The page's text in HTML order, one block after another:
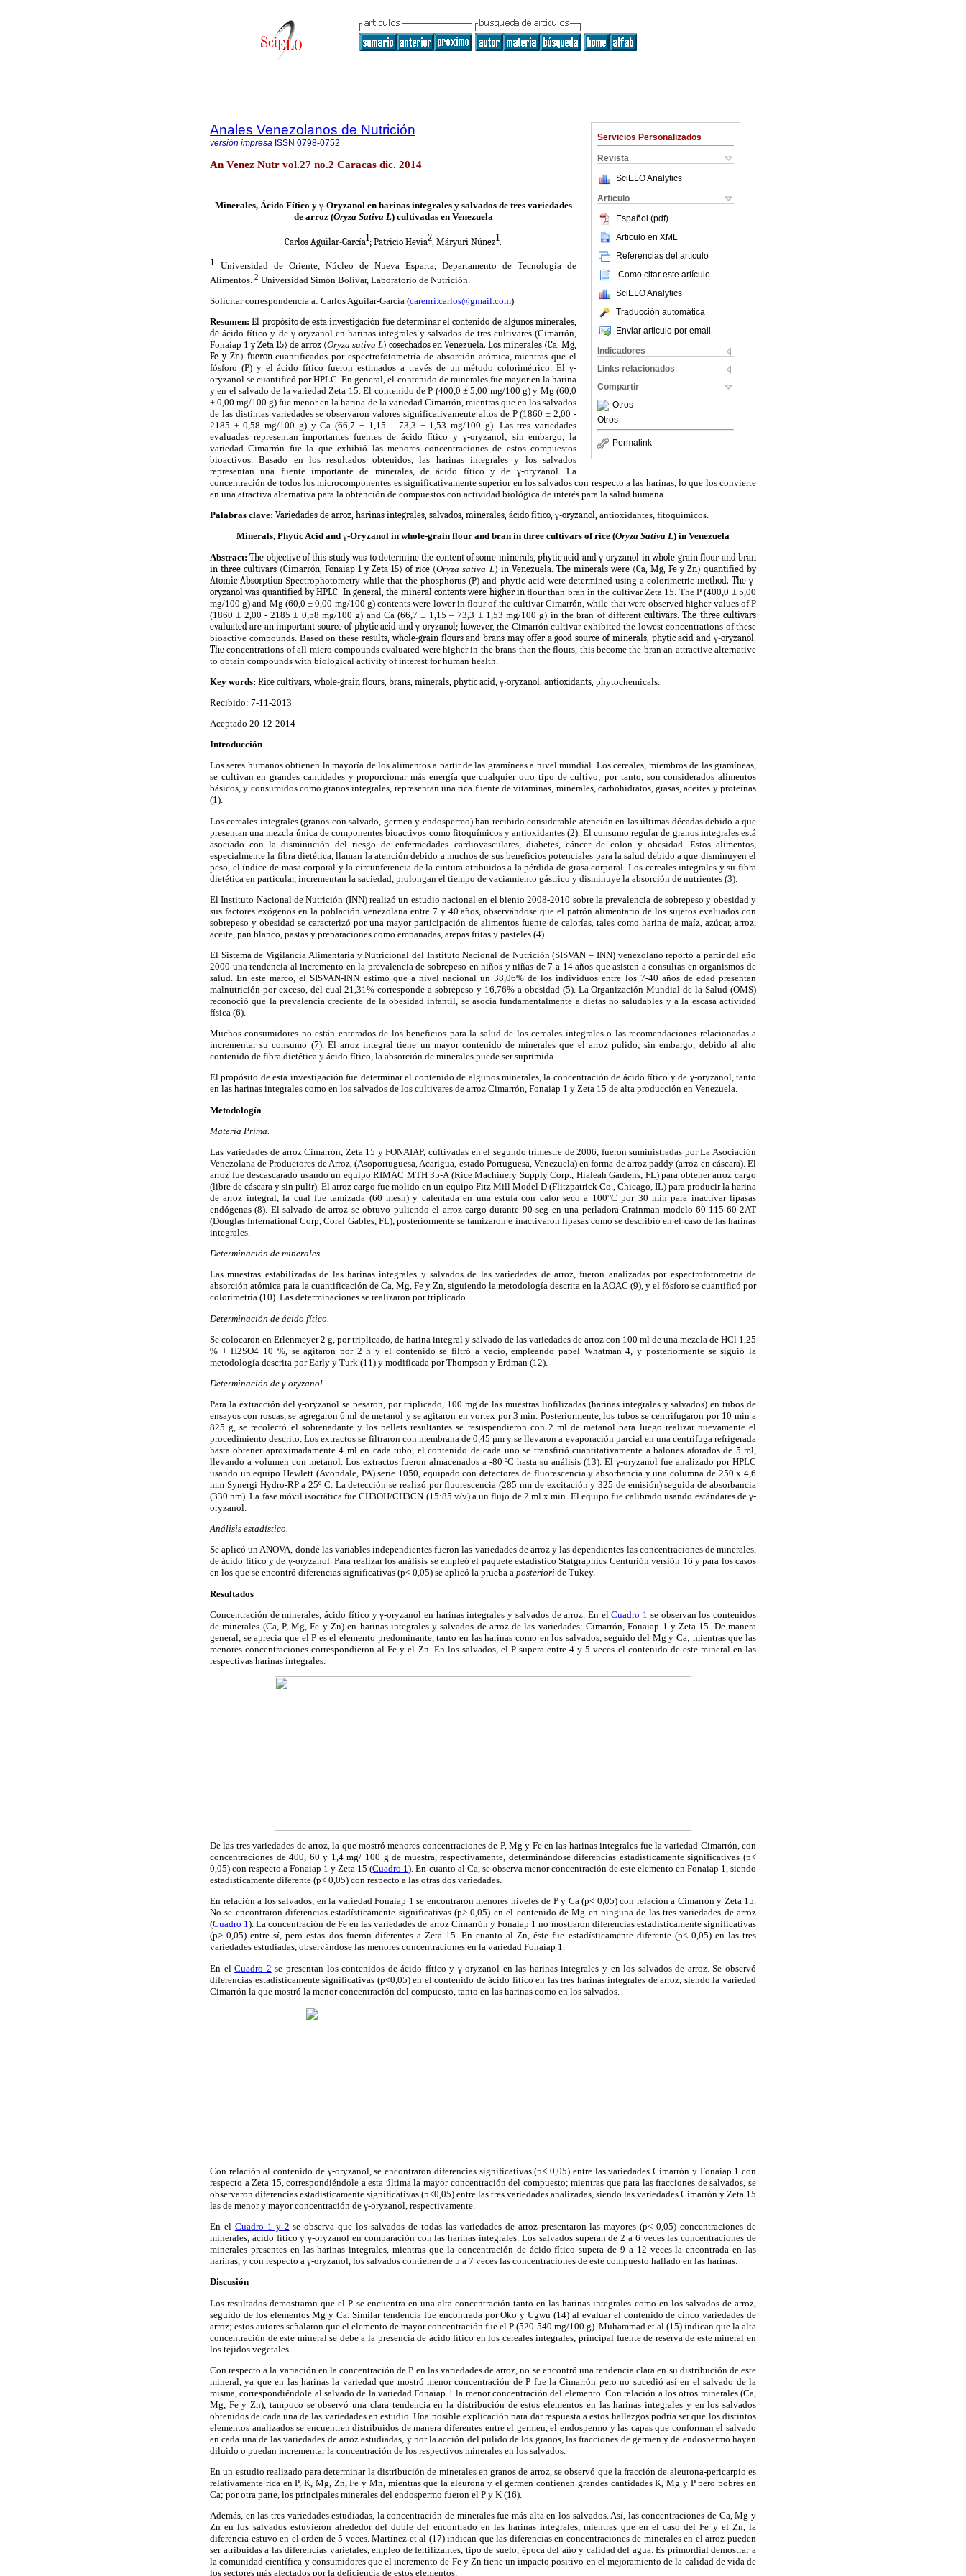
Servicios Personalizados
Revista
SciELO Analytics
Articulo
Español (pdf)
Articulo en XML
Referencias del artículo
Como citar este artículo
SciELO Analytics
Traducción automática
Enviar articulo por email
Indicadores
Links relacionados
Compartir
Otros
Otros
Permalink
Anales Venezolanos de Nutrición
versión impresa ISSN 0798-0752
An Venez Nutr vol.27 no.2 Caracas dic. 2014
Minerales, Ácido Fítico y γ-Oryzanol en harinas integrales y salvados de tres variedades
de arroz (Oryza Sativa L) cultivadas en Venezuela
Carlos Aguilar-García1; Patricio Hevia2 , Máryuri Núnez1.
1
Universidad de Oriente, Núcleo de Nueva Esparta, Departamento de Tecnología de
Alimentos. 2 Universidad Simón Bolívar, Laboratorio de Nutrición.
Solicitar correspondencia a: Carlos Aguilar-García (carenri.carlos@gmail.com)
Resumen:El propósito de esta investigación fue determinar el contenido de algunos minerales,
de ácido fítico y de γ-oryzanol en harinas integrales y salvados de tres cultivares (Cimarrón,
Fonaiap 1 y Zeta 15) de arroz (Oryza sativa L) cosechados en Venezuela. Los minerales (Ca, Mg,
Fe y Zn) fueron cuantificados por espectrofotometría de absorción atómica, mientras que el
fósforo (P) y el ácido fítico fueron estimados a través de un método colorimétrico. El γ-
oryzanol se cuantificó por HPLC. En general, el contenido de minerales fue mayor en la harina
y en el salvado de la variedad Zeta 15. El contenido de P (400,0 ± 5,00 mg/100 g) y Mg (60,0
± 0,00 mg/100 g) fue menor en la harina de la variedad Cimarrón, mientras que en los salvados
de las distintas variedades se observaron valores significativamente altos de P (1860 ± 2,00 -
2185 ± 0,58 mg/100 g) y Ca (66,7 ± 1,15 – 73,3 ± 1,53 mg/100 g). Las tres variedades
evaluadas representan importantes fuentes de ácido fítico y γ-oryzanol; sin embargo, la
variedad Cimarrón fue la que exhibió las menores concentraciones de estos compuestos
bioactivos. Basado en los resultados obtenidos, las harinas integrales y los salvados
representan una fuente importante de minerales, de ácido fítico y de γ-oryzanol. La
concentración de todos los microcomponentes es significativamente superior en los salvados con respecto a las harinas, lo que los convierte
en una atractiva alternativa para la obtención de compuestos con actividad biológica de interés para la salud humana.
Palabras clave: Variedades de arroz, harinas integrales, salvados, minerales, ácido fítico, γ-oryzanol, antioxidantes, fitoquímicos.
Minerals, Phytic Acid and γ-Oryzanol in whole-grain flour and bran in three cultivars of rice (Oryza Sativa L) in Venezuela
Abstract:The objective of this study was to determine the content of some minerals, phytic acid and γ-oryzanol in whole-grain flour and bran
in three cultivars (Cimarrón, Fonaiap 1 y Zeta 15) of rice (Oryza sativa L) in Venezuela. The minerals were (Ca, Mg, Fe y Zn) quantified by
Atomic Absorption Spectrophotometry while that the phosphorus (P) and phytic acid were determined using a colorimetricmethod. Theγ-
oryzanol was quantified by HPLC. In general, the mineral contents were higher in flour than bran in the cultivar Zeta 15. The P (400,0 ± 5,00
mg/100 g) and Mg (60,0 ± 0,00 mg/100 g) contents were lower in flour of the cultivar Cimarrón, while that were observed higher values of P
(1860 ± 2,00 - 2185 ± 0,58 mg/100 g) and Ca (66,7 ± 1,15 – 73,3 ± 1,53 mg/100 g) in the bran of differentcultivars. The three cultivars
evaluated are an important source of phytic acid andγ-oryzanol; however, the Cimarrón cultivar exhibited the lowest concentrations of these
bioactive compounds. Based on these results, whole-grain flours and brans may offer a good source of minerals, phytic acid andγ-oryzanol.
The concentrations of all micro compounds evaluated were higher in the brans than the flours, this become the bran an attractive alternative
to obtain compounds with biological activity of interest for human health.
Key words: Rice cultivars, whole-grain flours, brans, minerals, phytic acid, γ-oryzanol, antioxidants, phytochemicals.
Recibido: 7-11-2013
Aceptado 20-12-2014
Introducción
Los seres humanos obtienen la mayoría de los alimentos a partir de las gramíneas a nivel mundial. Los cereales, miembros de las gramíneas,
se cultivan en grandes cantidades y proporcionar más energía que cualquier otro tipo de cultivo; por tanto, son considerados alimentos
básicos, y consumidos como granos integrales, representan una rica fuente de vitaminas, minerales, carbohidratos, grasas, aceites y proteínas
(1).
Los cereales integrales (granos con salvado, germen y endospermo) han recibido considerable atención en las últimas décadas debido a que
presentan una mezcla única de componentes bioactivos como fitoquímicos y antioxidantes (2). El consumo regular de granos integrales está
asociado con la disminución del riesgo de enfermedades cardiovasculares, diabetes, cáncer de colon y obesidad. Estos alimentos,
especialmente la fibra dietética, llaman la atención debido a muchos de sus beneficios potenciales para la salud debido a que disminuyen el
peso, el índice de masa corporal y la circunferencia de la cintura atribuidos a la pérdida de grasa corporal. Los cereales integrales y su fibra
dietética en particular, incrementan la saciedad, prolongan el tiempo de vaciamiento gástrico y disminuye la absorción de nutrientes (3).
El Instituto Nacional de Nutrición (INN) realizó un estudio nacional en el bienio 2008-2010 sobre la prevalencia de sobrepeso y obesidad y
sus factores exógenos en la población venezolana entre 7 y 40 años, observándose que el patrón alimentario de los sujetos evaluados con
sobrepeso y obesidad se caracterizó por una mayor participación de alimentos fuente de calorías, tales como harina de maíz, azúcar, arroz,
aceite, pan blanco, pastas y preparaciones como empanadas, arepas fritas y pasteles (4).
El Sistema de Vigilancia Alimentaria y Nutricional del Instituto Nacional de Nutrición (SISVAN – INN) venezolano reportó a partir del año
2000 una tendencia al incremento en la prevalencia de sobrepeso en niños y niñas de 7 a 14 años que asisten a consultas en organismos de
salud. En este marco, el SISVAN-INN estimó que a nivel nacional un 38,06% de los individuos entre los 7-40 años de edad presentan
malnutrición por exceso, del cual 21,31% corresponde a sobrepeso y 16,76% a obesidad (5). La Organización Mundial de la Salud (OMS)
reconoció que la prevalencia creciente de la obesidad infantil, se asocia fundamentalmente a dietas no saludables y a la escasa actividad
física (6).
Muchos consumidores no están enterados de los beneficios para la salud de los cereales integrales o las recomendaciones relacionadas a
incrementar su consumo (7). El arroz integral tiene un mayor contenido de minerales que el arroz pulido; sin embargo, debido al alto
contenido de fibra dietética y ácido fítico, la absorción de minerales puede ser suprimida.
El propósito de esta investigación fue determinar el contenido de algunos minerales, la concentración de ácido fítico y de γ-oryzanol, tanto
en las harinas integrales como en los salvados de los cultivares de arroz Cimarrón, Fonaiap 1 y Zeta 15 de alta producción en Venezuela.
Metodología
Materia Prima.
Las variedades de arroz Cimarrón, Zeta 15 y FONAIAP, cultivadas en el segundo trimestre de 2006, fueron suministradas por La Asociación
Venezolana de Productores de Arroz, (Asoportuguesa, Acarigua, estado Portuguesa, Venezuela) en forma de arroz paddy (arroz en cáscara). El
arroz fue descascarado usando un equipo RIMAC MTH 35-A (Rice Machinery Supply Corp.,
Hialeah Gardens, FL) para obtener arroz cargo
(libre de cáscara y sin pulir). El arroz cargo fue molido en un equipo Fitz Mill Model D (Flitzpatrick Co., Chicago, IL) para producir la harina
de arroz integral, la cual fue tamizada (60 mesh) y calentada en una estufa con calor seco a 100°C por 30 min para inactivar lipasas
endógenas (8). El salvado de arroz se obtuvo puliendo el arroz cargo durante 90 seg en una perladora Grainman modelo 60-115-60-2AT
(Douglas International Corp, Coral Gables, FL), posteriormente se tamizaron e inactivaron lipasas como se describió en el caso de las harinas
integrales.
Determinación de minerales.
Las muestras estabilizadas de las harinas integrales y salvados de las variedades de arroz, fueron analizadas por espectrofotometría de
absorción atómica para la cuantificación de Ca, Mg, Fe y Zn, siguiendo la metodología descrita en la AOAC (9), y el fósforo se cuantificó por
colorimetría (10). Las determinaciones se realizaron por triplicado.
Determinación de ácido fítico.
Se colocaron en Erlenmeyer 2 g, por triplicado, de harina integral y salvado de las variedades de arroz con 100 ml de una mezcla de HCl 1,25
% + H2SO4 10 %, se agitaron por 2 h y el contenido se filtró a vacío, empleando papel Whatman 4, y posteriormente se siguió la
metodología descrita por Early y Turk (11) y modificada por Thompson y Erdman (12).
Determinación de γ-oryzanol.
Para la extracción del γ-oryzanol se pesaron, por triplicado, 100 mg de las muestras liofilizadas (harinas integrales y salvados) en tubos de
ensayos con roscas, se agregaron 6 ml de metanol y se agitaron en vortex por 3 min. Posteriormente, los tubos se centrifugaron por 10 min a
825 g, se recolectó el sobrenadante y los pellets resultantes se resuspendieron con 2 ml de metanol para luego realizar nuevamente el
procedimiento descrito. Los extractos se filtraron con membrana de 0,45 μm y se llevaron a evaporación parcial en una centrifuga refrigerada
hasta obtener aproximadamente 4 ml en cada tubo, el contenido de cada uno se transfirió cuantitativamente a balones aforados de 5 ml,
llevando a volumen con metanol. Los extractos fueron almacenados a -80 ºC hasta su análisis (13). El γ-oryzanol fue analizado por HPLC
usando un equipo Hewlett (Avondale, PA) serie 1050, equipado con detectores de fluorescencia y absorbancia y una columna de 250 x 4,6
mm Synergi Hydro-RP a 25º C. La detección se realizó por fluorescencia (285 nm de excitación y 325 de emisión) seguida de absorbancia
(330 nm). La fase móvil isocrática fue CH3OH/CH3CN (15:85 v/v) a un flujo de 2 ml x min. El equipo fue calibrado usando estándares de γ-
oryzanol.
Análisis estadístico.
Se aplicó un ANOVA, donde las variables independientes fueron las variedades de arroz y las dependientes las concentraciones de minerales,
de ácido fítico y de γ-oryzanol. Para realizar los análisis se empleó el paquete estadístico Statgraphics Centurión versión 16 y para los casos
en los que se encontró diferencias significativas (p< 0,05) se aplicó la prueba a posteriori de Tukey.
Resultados
Concentración de minerales, ácido fítico y γ-oryzanol en harinas integrales y salvados de arroz. En elCuadro 1 se observan los contenidos
de minerales (Ca, P, Mg, Fe y Zn) en harinas integrales y salvados de arroz de las variedades: Cimarrón, Fonaiap 1 y Zeta 15. De manera
general, se aprecia que el P es el elemento predominante, tanto en las harinas como en los salvados, seguido del Mg y Ca; mientras que las
menores concentraciones correspondieron al Fe y el Zn. En los salvados, el P supera entre 4 y 5 veces el contenido de este mineral en las
respectivas harinas integrales.
De las tres variedades de arroz, la que mostró menores concentraciones de P, Mg y Fe en las harinas integrales fue la variedad Cimarrón, con
concentraciones de 400, 60 y 1,4 mg/ 100 g de muestra, respectivamente, determinándose diferencias estadísticamente significativas (p<
0,05) con respecto a Fonaiap 1 y Zeta 15 (Cuadro 1). En cuanto al Ca, se observa menor concentración de este elemento en Fonaiap 1, siendo
estadísticamente diferente (p< 0,05) con respecto a las otras dos variedades.
En relación a los salvados, en la variedad Fonaiap 1 se encontraron menores niveles de P y Ca (p< 0,05) con relación a Cimarrón y Zeta 15.
No se encontraron diferencias estadísticamente significativas (p> 0,05) en el contenido de Mg en ninguna de las tres variedades de arroz
(Cuadro 1). La concentración de Fe en las variedades de arroz Cimarrón y Fonaiap 1 no mostraron diferencias estadísticamente significativas
(p> 0,05) entre sí, pero estas dos fueron diferentes a Zeta 15. En cuanto al Zn, éste fue estadísticamente diferente (p< 0,05) en las tres
variedades estudiadas, observándose las menores concentraciones en la variedad Fonaiap 1.
En elCuadro 2 se presentan los contenidos de ácido fítico y γ-oryzanol en las harinas integrales y en los salvados de arroz. Se observó
diferencias estadísticamente significativas (p<0,05) en el contenido de ácido fítico en las tres harinas integrales de arroz, siendo la variedad
Cimarrón la que mostró la menor concentración del compuesto, tanto en las harinas como en los salvados.
Con relación al contenido de γ-oryzanol, se encontraron diferencias significativas (p< 0,05) entre las variedades Cimarrón y Fonaiap 1 con
respecto a Zeta 15, correspondiéndole a esta última la mayor concentración del compuesto; mientras que para las fracciones de salvados, se
observaron diferencias estadísticamente significativas (p<0,05) entre las tres variedades analizadas, siendo las variedades Cimarrón y Zeta 15
las de menor y mayor concentración de γ-oryzanol, respectivamente.
En el Cuadro 1 y 2 se observa que los salvados de todas las variedades de arroz presentaron las mayores (p< 0,05) concentraciones de
minerales, ácido fítico y γ-oryzanol en comparación con las harinas integrales. Los salvados superan de 2 a 6 veces las concentraciones de
minerales presentes en las harinas integrales, mientras que la concentración de ácido fítico supera de 9 a 12 veces la encontrada en las
harinas, y con respecto a γ-oryzanol, los salvados contienen de 5 a 7 veces las concentraciones de este compuesto hallado en las harinas.
Discusión
Los resultados demostraron que el P se encuentra en una alta concentración tanto en las harinas integrales como en los salvados de arroz,
seguido de los elementos Mg y Ca. Similar tendencia fue encontrada por Oko y Ugwu (14) al evaluar el contenido de cinco variedades de
arroz; estos autores señalaron que el elemento de mayor concentración fue el P (520-540 mg/100 g). Muhammad et al (15) indican que la alta
concentración de este mineral se debe a la presencia de ácido fítico en los cereales integrales, principal fuente de reserva de este mineral en
los tejidos vegetales.
Con respecto a la variación en la concentración de P en las variedades de arroz, no se encontró una tendencia clara en su distribución de este
mineral, ya que en las harinas la variedad que mostró menor concentración de P fue la Cimarrón pero no sucedió así en el salvado de la
misma, correspondiéndole al salvado de la variedad Fonaiap 1 la menor concentración del elemento. Con relación a los otros minerales (Ca,
Mg, Fe y Zn), tampoco se observó una clara tendencia en la distribución de estos elementos en las harinas integrales y en los salvados
obtenidos de cada una de las variedades en estudio. Una posible explicación para dar respuesta a estos hallazgos podría ser que los distintos
elementos analizados se encuentren distribuidos de manera diferentes entre el germen, el endospermo y las capas que conforman el salvado
en cada una de las variedades de arroz estudiadas, y por la acción del pulido de los granos, las fracciones de germen y de endospermo hayan
diluido o puedan incrementar la concentración de los respectivos minerales en los salvados.
En un estudio realizado para determinar la distribución de minerales en granos de arroz, se observó que la fracción de aleurona-pericarpio es
relativamente rica en P, K, Mg, Zn, Fe y Mn, mientras que la aleurona y el germen contienen grandes cantidades K, Mg y P pero pobres en
Ca; por otra parte, los principales minerales del endospermo fueron el P y K (16).
Además, en las tres variedades estudiadas, la concentración de minerales fue más alta en los salvados. Así, las concentraciones de Ca, Mg y
Zn en los salvados estuvieron alrededor del doble del encontrado en las harinas integrales, mientras que en el caso del Fe y el Zn, la
diferencia estuvo en el orden de 5 veces. Martínez et al (17) indican que las diferencias en concentraciones de minerales en el arroz pueden
ser atribuidas a las diferencias varietales, empleo de fertilizantes, tipo de suelo, época del año y calidad del agua. Es primordial demostrar a
la comunidad científica y consumidores que el incremento de Fe y Zn tiene un impacto positivo en el mejoramiento de la calidad de vida de
los sectores más afectados por la deficiencia de estos elementos.